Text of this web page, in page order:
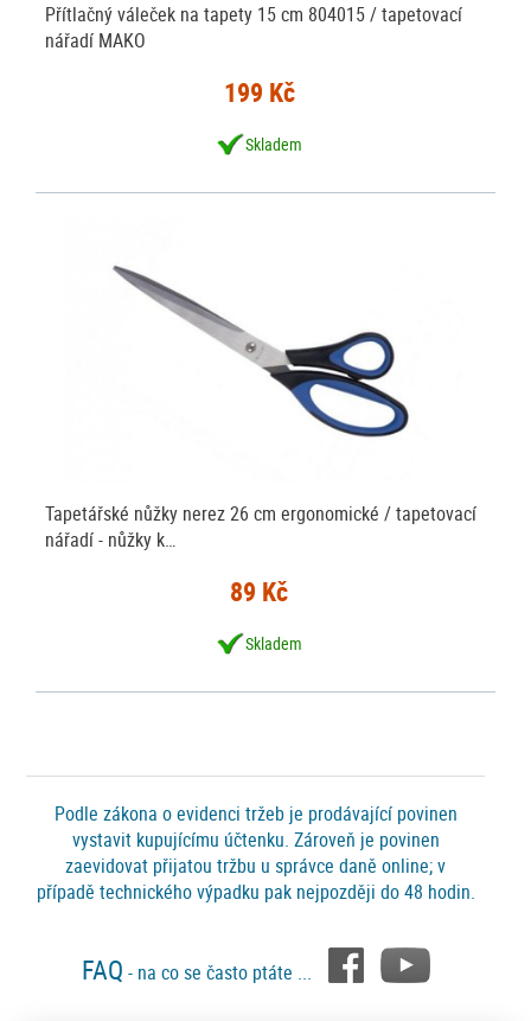
Přítlačný váleček na tapety 15 cm 804015 / tapetovací
nářadí MAKO
199 Kč
Skladem
Tapetářské nůžky nerez 26 cm ergonomické / tapetovací
nářadí - nůžky k…
89 Kč
Skladem
Podle zákona o evidenci tržeb je prodávající povinen
vystavit kupujícímu účtenku. Zároveň je povinen
zaevidovat přijatou tržbu u správce daně online; v
případě technického výpadku pak nejpozději do 48 hodin.
FAQ - na co se často ptáte ...